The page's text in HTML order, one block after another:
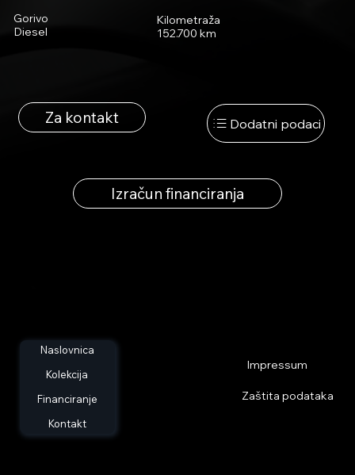
Gorivo
Diesel
Kilometraža
152.700 km
Za kontakt
Izračun financiranja
Dodatni podaci
Naslovnica
Kolekcija
Financiranje
Kontakt
Impressum
Zaštita podataka